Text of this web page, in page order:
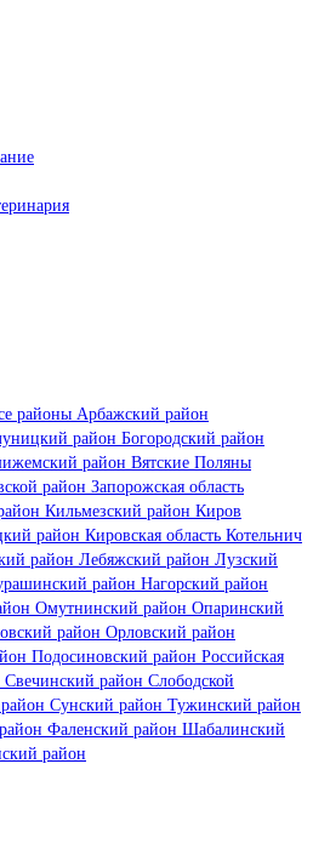
районы Арбажский район
район Богородский район
район Вятские Поляны
район Запорожская область
Кильмезский район Киров
район Кировская область Котельнич
район Лебяжский район Лузский
район Нагорский район
Омутнинский район Опаринский
район Орловский район
Подосиновский район Российская
Свечинский район Слободской
Сунский район Тужинский район
Фаленский район Шабалинский
район